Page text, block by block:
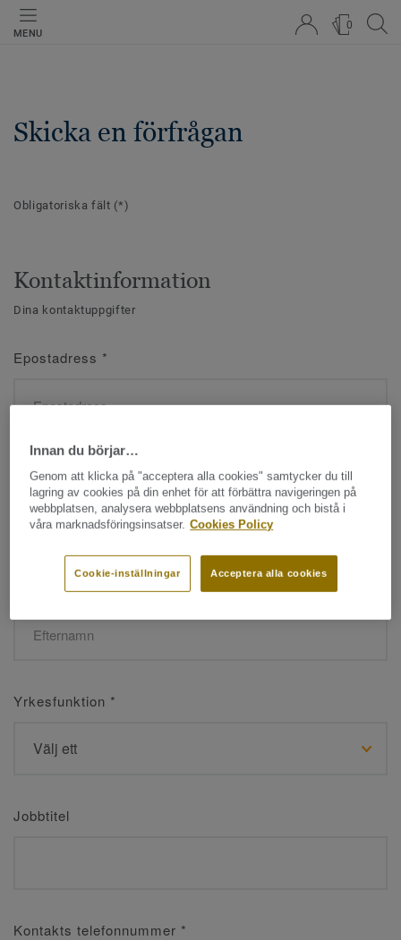
MENU
0
Skicka en förfrågan
Obligatoriska fält (*)
Kontaktinformation
Dina kontaktuppgifter
Epostadress *
Namn*
Efternamn*
Yrkesfunktion *
Jobbtitel
Kontakts telefonnummer *
Innan du börjar…
Genom att klicka på "acceptera alla cookies" samtycker du till
lagring av cookies på din enhet för att förbättra navigeringen på
webbplatsen, analysera webbplatsens användning och bistå i
våra marknadsföringsinsatser. Cookies Policy
Acceptera alla cookies
Cookie-inställningar